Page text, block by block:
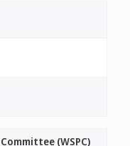
(WSPC)